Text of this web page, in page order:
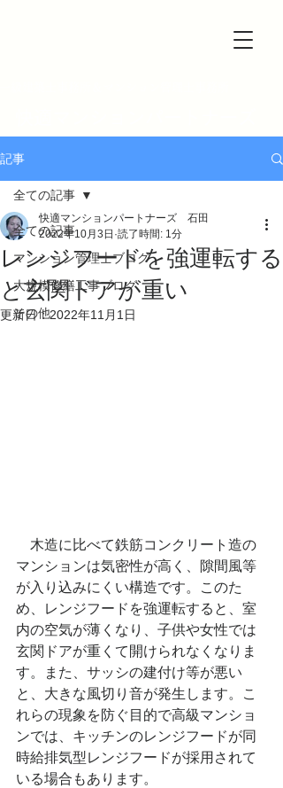
記事
全ての記事
マンション管理士ブログ
大規模修繕工事ブログ
その他
全ての記事
レンジフードを強運転する
と玄関ドアが重い
快適マンションパートナーズ 石田
2022年10月3日 読了時間: 1分
更新日：2022年11月1日
木造に比べて鉄筋コンクリート造の
マンションは気密性が高く、隙間風等
が入り込みにくい構造です。このた
め、レンジフードを強運転すると、室
内の空気が薄くなり、子供や女性では
玄関ドアが重くて開けられなくなりま
す。また、サッシの建付け等が悪い
と、大きな風切り音が発生します。こ
れらの現象を防ぐ目的で高級マンショ
ンでは、キッチンのレンジフードが同
時給排気型レンジフードが採用されて
いる場合もあります。